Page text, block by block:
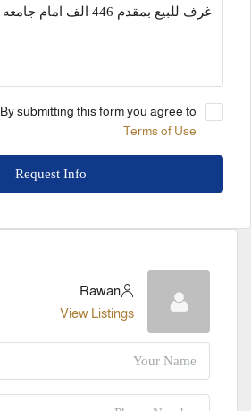
By submitting this form you agree to:
Terms of Use
Request Info
Rawan
View Listings